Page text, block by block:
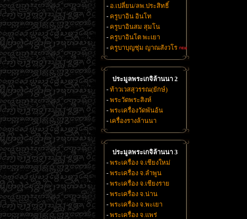
- อ.เปลี่ยน/ลพ.ประสิทธิ์
- ครูบาอิน อินโท
- ครูบาอินสม สุมโน
- ครูบาอินโต พะเยา
- ครูบาบุญชุ่ม ญาณสังวโร
ประมูลพระเกจิล้านนา 2
- ท้าวเวสสุวรรณ(ยักษ์)
- พระวัดพระสิงห์
- พระเครื่องวัดพันอ้น
- เครื่องรางล้านนา
ประมูลพระเกจิล้านนา 3
- พระเครื่อง จ.เชียงใหม่
- พระเครื่อง จ.ลำพูน
- พระเครื่อง จ.เชียงราย
- พระเครื่อง จ.น่าน
- พระเครื่อง จ.พะเยา
- พระเครื่อง จ.แพร่